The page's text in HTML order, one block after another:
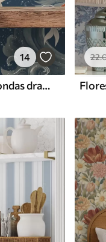
14
Peixes koi nadando entre ondas dramáticas do oceano
22